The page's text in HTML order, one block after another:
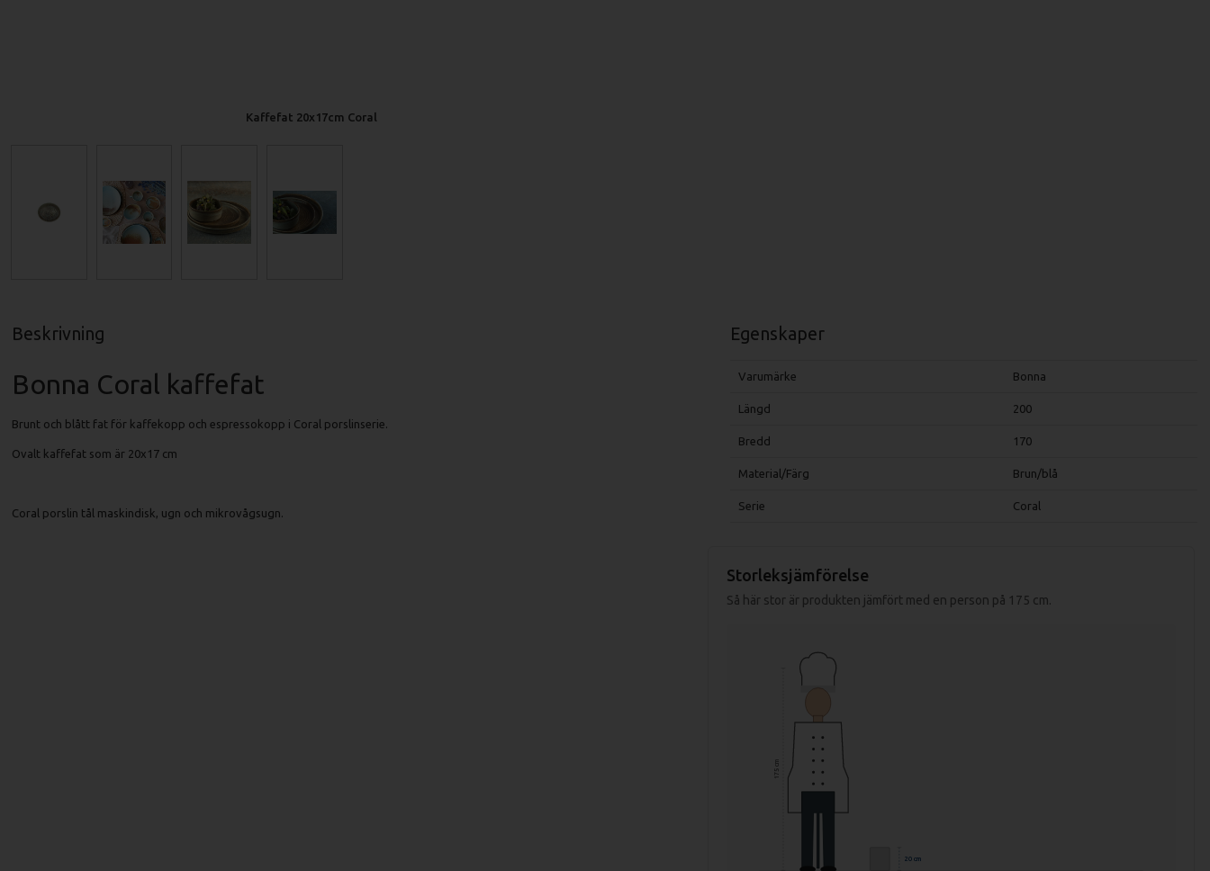
Kaffefat 20x17cm Coral
Beskrivning
Bonna Coral kaffefat
Brunt och blått fat för kaffekopp och espressokopp i Coral porslinserie.
Ovalt kaffefat som är 20x17 cm
Coral porslin tål maskindisk, ugn och mikrovågsugn.
Egenskaper
Varumärke Bonna
Längd 200
Bredd 170
Material/Färg Brun/blå
Serie Coral
Storleksjämförelse
Så här stor är produkten jämfört med en person på 175 cm.
175 cm
20 cm